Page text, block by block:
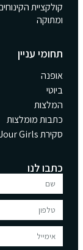
קולקציית
ומתוקה
תחומי עניין
אופנה
ביוטי
המלצות
כתבות מומלצות
סקירת Jour Girls
כתבו לנו